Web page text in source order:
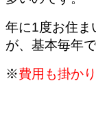
年に1度お住ま
が、基本毎年
※費用も掛か